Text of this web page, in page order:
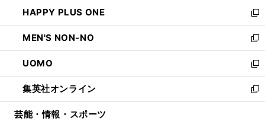
く
で
開
く
ド
ウ
で
開
く
ィ
ン
ド
ウ
で
開
く
い
ウ
ィ
ン
ド
ウ
で
開
HAPPY PLUS ONE
新
し
い
ウ
ィ
ン
ド
ウ
MEN'S NON-NO
新
し
い
ウ
ィ
ン
UOMO
新
し
い
ウ
集英社オンライン
新
し
芸能・情報・スポーツ